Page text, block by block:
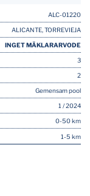
ALC-01220
ALICANTE, TORREVIEJA
INGET MÄKLARARVODE
3
2
Gemensam pool
1 / 2024
0-50 km
1-5 km